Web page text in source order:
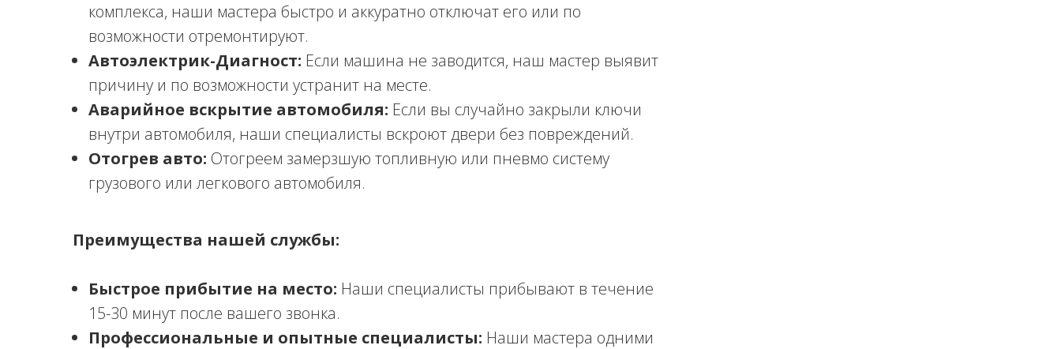
комплекса, наши мастера быстро и аккуратно отключат его или по
возможности отремонтируют.
Автоэлектрик-Диагност: Если машина не заводится, наш мастер выявит
причину и по возможности устранит на месте.
Аварийное вскрытие автомобиля: Если вы случайно закрыли ключи
внутри автомобиля, наши специалисты вскроют двери без повреждений.
Отогрев авто: Отогреем замерзшую топливную или пневмо систему
грузового или легкового автомобиля.
Преимущества нашей службы:
Быстрое прибытие на место: Наши специалисты прибывают в течение
15-30 минут после вашего звонка.
Профессиональные и опытные специалисты: Наши мастера одними